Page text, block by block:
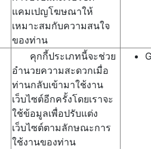
แคมเปญโฆษณาให้
เหมาะสมกับความสนใจ
ของท่าน
คุกกี้ประเภทนี้จะช่วย
อำนวยความสะดวกเมื่อ
ท่านกลับเข้ามาใช้งาน
เว็บไซต์อีกครั้งโดยเราจะ
ใช้ข้อมูลเพื่อปรับแต่ง
เว็บไซต์ตามลักษณะการ
ใช้งานของท่าน